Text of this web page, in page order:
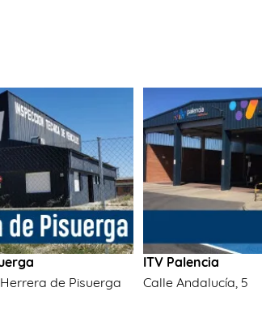
de Pisuerga
ITV Palencia
Calle Andalucía, 5